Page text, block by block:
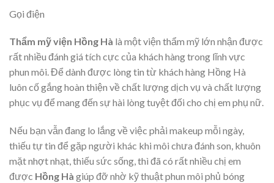
Gọi điện
Thẩm mỹ viện Hồng Hà là một viện thẩm mỹ lớn nhận được
rất nhiều đánh giá tích cực của khách hàng trong lĩnh vực
phun môi. Để dành được lòng tin từ khách hàng Hồng Hà
luôn cố gắng hoàn thiện về chất lượng dịch vụ và chất lượng
phục vụ để mang đến sự hài lòng tuyệt đối cho chị em phụ nữ.
Nếu bạn vẫn đang lo lắng về việc phải makeup mỗi ngày,
thiếu tự tin để gặp người khác khi môi chưa đánh son, khuôn
mặt nhợt nhạt, thiếu sức sống, thì đã có rất nhiều chị em
được Hồng Hà giúp đỡ nhờ kỹ thuật phun môi phủ bóng